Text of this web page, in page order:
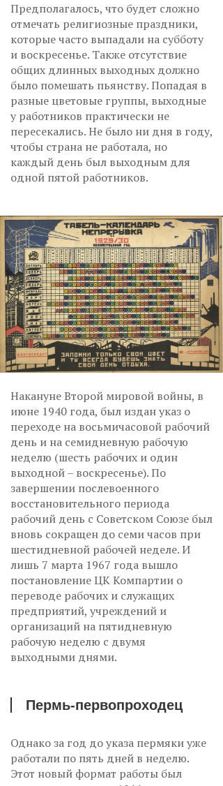
Предполагалось, что будет сложно
отмечать религиозные праздники,
которые часто выпадали на субботу
и воскресенье. Также отсутствие
общих длинных выходных должно
было помешать пьянству. Попадая в
разные цветовые группы, выходные
у работников практически не
пересекались. Не было ни дня в году,
чтобы страна не работала, но
каждый день был выходным для
одной пятой работников.
Накануне Второй мировой войны, в
июне 1940 года, был издан указ о
переходе на восьмичасовой рабочий
день и на семидневную рабочую
неделю (шесть рабочих и один
выходной – воскресенье). По
завершении послевоенного
восстановительного периода
рабочий день с Советском Союзе был
вновь сокращен до семи часов при
шестидневной рабочей неделе. И
лишь 7 марта 1967 года вышло
постановление ЦК Компартии о
переводе рабочих и служащих
предприятий, учреждений и
организаций на пятидневную
рабочую неделю с двумя
выходными днями.
Пермь-первопроходец
Однако за год до указа пермяки уже
работали по пять дней в неделю.
Этот новый формат работы был